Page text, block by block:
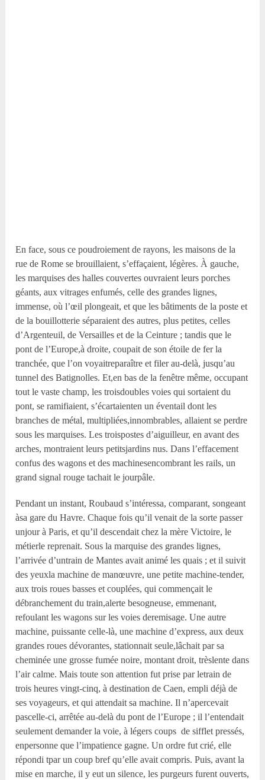
En face, sous ce poudroiement de rayons, les maisons de la
rue de Rome se brouillaient, s’effaçaient, légères. À gauche,
les marquises des halles couvertes ouvraient leurs porches
géants, aux vitrages enfumés, celle des grandes lignes,
immense, où l’œil plongeait, et que les bâtiments de la poste et
de la bouillotterie séparaient des autres, plus petites, celles
d’Argenteuil, de Versailles et de la Ceinture ; tandis que le
pont de l’Europe,à droite, coupait de son étoile de fer la
tranchée, que l’on voyaitreparaître et filer au-delà, jusqu’au
tunnel des Batignolles. Et,en bas de la fenêtre même, occupant
tout le vaste champ, les troisdoubles voies qui sortaient du
pont, se ramifiaient, s’écartaienten un éventail dont les
branches de métal, multipliées,innombrables, allaient se perdre
sous les marquises. Les troispostes d’aiguilleur, en avant des
arches, montraient leurs petitsjardins nus. Dans l’effacement
confus des wagons et des machinesencombrant les rails, un
grand signal rouge tachait le jourpâle.
Pendant un instant, Roubaud s’intéressa, comparant, songeant
àsa gare du Havre. Chaque fois qu’il venait de la sorte passer
unjour à Paris, et qu’il descendait chez la mère Victoire, le
métierle reprenait. Sous la marquise des grandes lignes,
l’arrivée d’untrain de Mantes avait animé les quais ; et il suivit
des yeuxla machine de manœuvre, une petite machine-tender,
aux trois roues basses et couplées, qui commençait le
débranchement du train,alerte besogneuse, emmenant,
refoulant les wagons sur les voies deremisage. Une autre
machine, puissante celle-là, une machine d’express, aux deux
grandes roues dévorantes, stationnait seule,lâchait par sa
cheminée une grosse fumée noire, montant droit, trèslente dans
l’air calme. Mais toute son attention fut prise par letrain de
trois heures vingt-cinq, à destination de Caen, empli déjà de
ses voyageurs, et qui attendait sa machine. Il n’apercevait
pascelle-ci, arrêtée au-delà du pont de l’Europe ; il l’entendait
seulement demander la voie, à légers coups de sifflet pressés,
enpersonne que l’impatience gagne. Un ordre fut crié, elle
répondi tpar un coup bref qu’elle avait compris. Puis, avant la
mise en marche, il y eut un silence, les purgeurs furent ouverts,